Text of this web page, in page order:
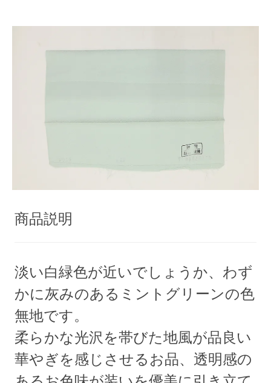
商品説明
淡い白緑色が近いでしょうか、わず
かに灰みのあるミントグリーンの色
無地です。
柔らかな光沢を帯びた地風が品良い
華やぎを感じさせるお品、透明感の